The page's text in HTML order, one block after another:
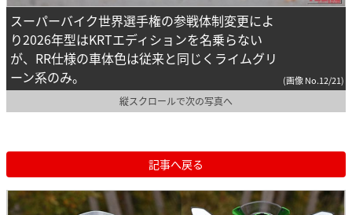
スーパーバイク世界選手権の参戦体制変更によ
り2026年型はKRTエディションを名乗らない
が、RR仕様の車体色は従来と同じくライムグリ
ーン系のみ。
(画像 No.12/21)
縦スクロールで次の写真へ
記事へ戻る